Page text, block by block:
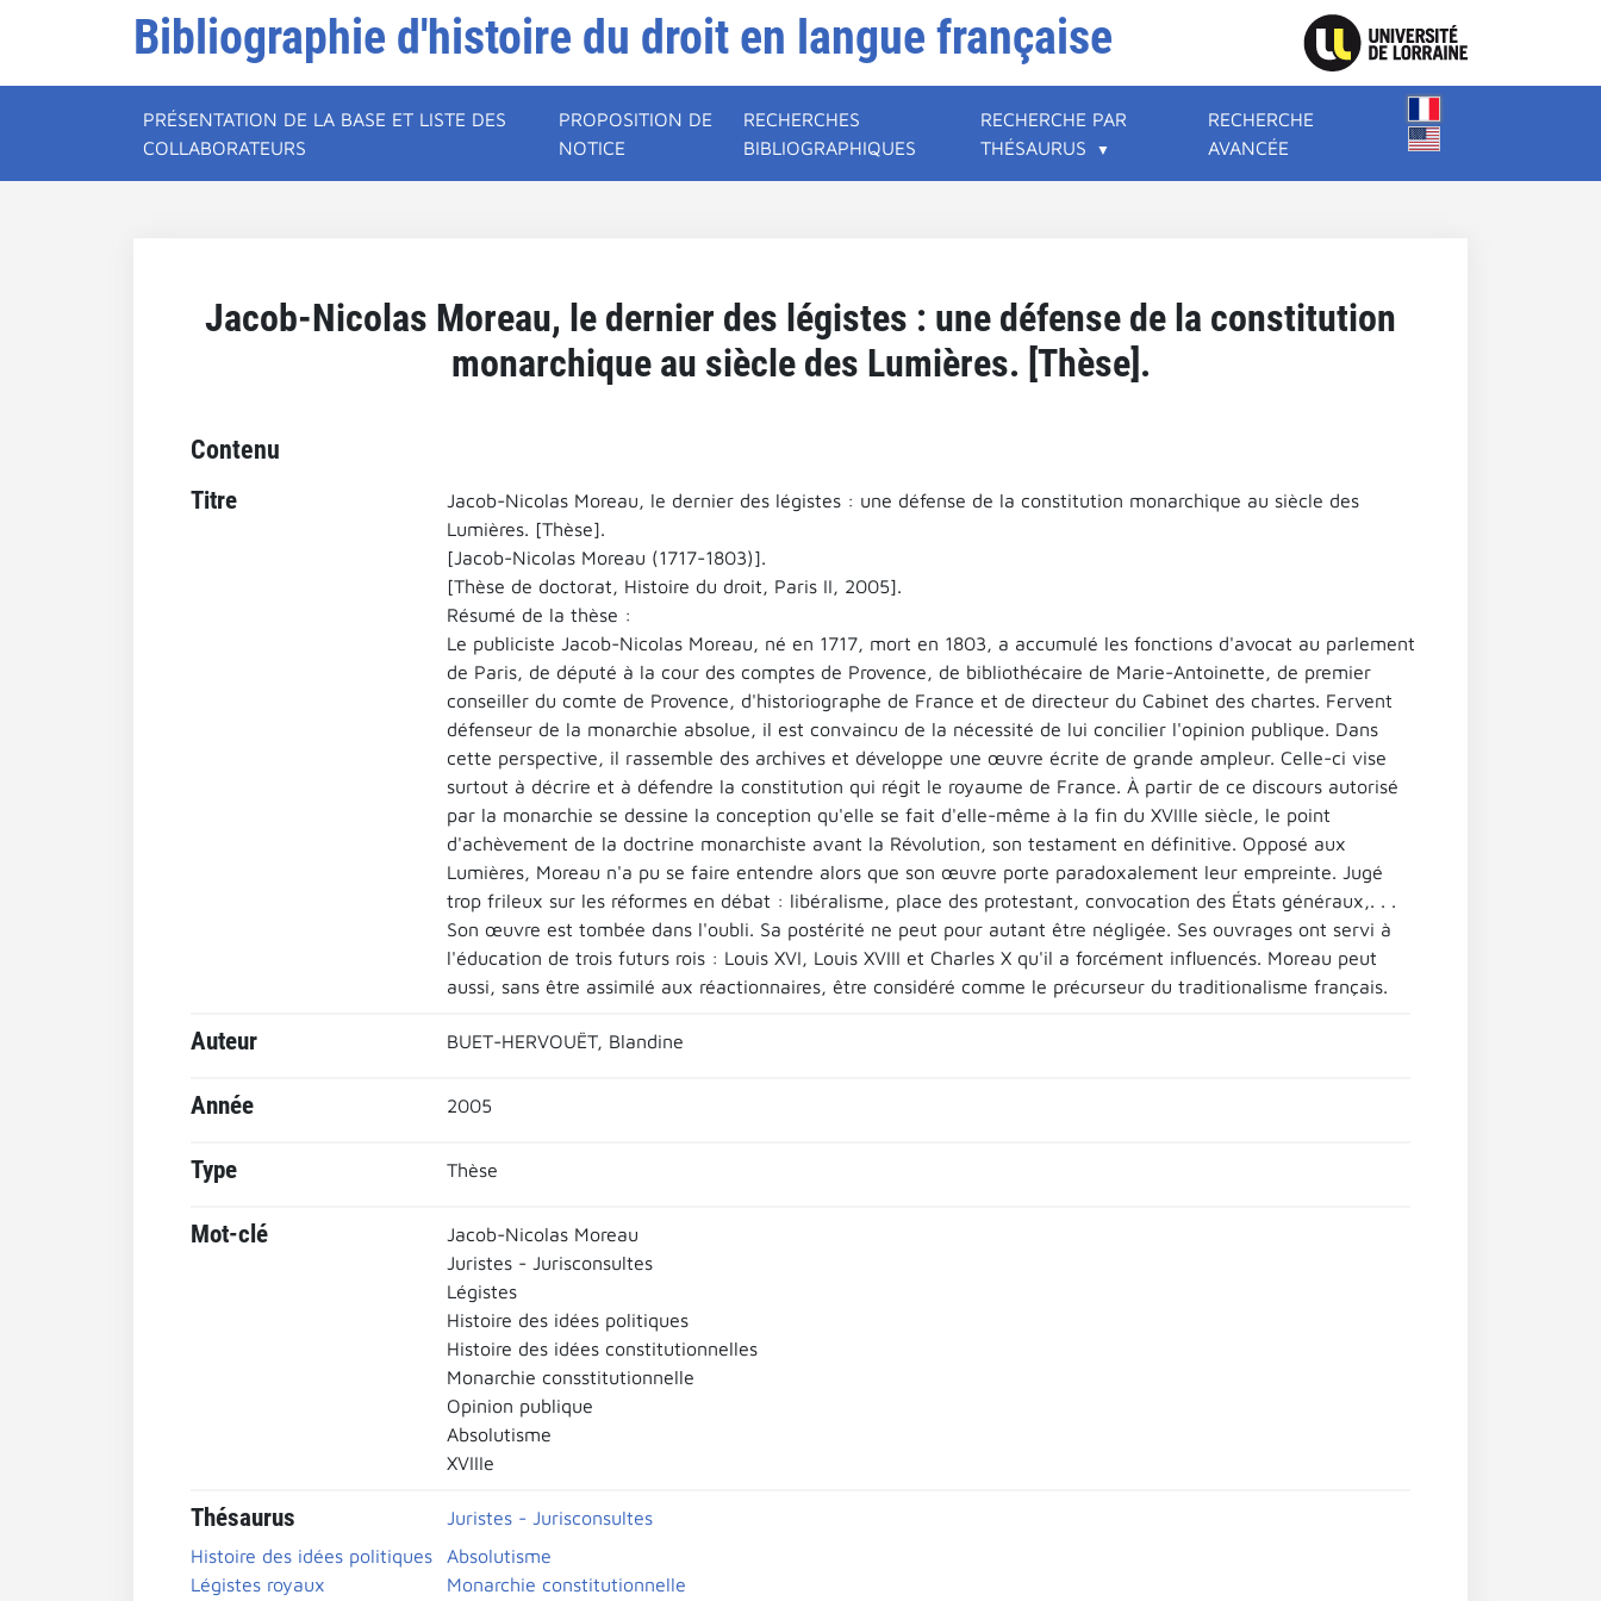
Bibliographie d'histoire du droit en langue française
PRÉSENTATION DE LA BASE ET LISTE DES
COLLABORATEURS
PROPOSITION DE
NOTICE
RECHERCHES
BIBLIOGRAPHIQUES
RECHERCHE PAR
THÉSAURUS
RECHERCHE
AVANCÉE
Jacob-Nicolas Moreau, le dernier des légistes : une défense de la constitution
monarchique au siècle des Lumières. [Thèse].
Contenu
Titre
Jacob-Nicolas Moreau, le dernier des légistes : une défense de la constitution monarchique au siècle des
Lumières. [Thèse].
[Jacob-Nicolas Moreau (1717-1803)].
[Thèse de doctorat, Histoire du droit, Paris II, 2005].
Résumé de la thèse :
Le publiciste Jacob-Nicolas Moreau, né en 1717, mort en 1803, a accumulé les fonctions d'avocat au parlement
de Paris, de député à la cour des comptes de Provence, de bibliothécaire de Marie-Antoinette, de premier
conseiller du comte de Provence, d'historiographe de France et de directeur du Cabinet des chartes. Fervent
défenseur de la monarchie absolue, il est convaincu de la nécessité de lui concilier l'opinion publique. Dans
cette perspective, il rassemble des archives et développe une œuvre écrite de grande ampleur. Celle-ci vise
surtout à décrire et à défendre la constitution qui régit le royaume de France. À partir de ce discours autorisé
par la monarchie se dessine la conception qu'elle se fait d'elle-même à la fin du XVIIIe siècle, le point
d'achèvement de la doctrine monarchiste avant la Révolution, son testament en définitive. Opposé aux
Lumières, Moreau n'a pu se faire entendre alors que son œuvre porte paradoxalement leur empreinte. Jugé
trop frileux sur les réformes en débat : libéralisme, place des protestant, convocation des États généraux,. . .
Son œuvre est tombée dans l'oubli. Sa postérité ne peut pour autant être négligée. Ses ouvrages ont servi à
l'éducation de trois futurs rois : Louis XVI, Louis XVIII et Charles X qu'il a forcément influencés. Moreau peut
aussi, sans être assimilé aux réactionnaires, être considéré comme le précurseur du traditionalisme français.
Auteur BUET-HERVOUËT, Blandine
Année 2005
Type Thèse
Mot-clé
Jacob-Nicolas Moreau
Juristes - Jurisconsultes
Légistes
Histoire des idées politiques
Histoire des idées constitutionnelles
Monarchie consstitutionnelle
Opinion publique
Absolutisme
XVIIIe
Thésaurus
Juristes - Jurisconsultes
Histoire des idées politiques
Absolutisme
Légistes royaux
Monarchie constitutionnelle